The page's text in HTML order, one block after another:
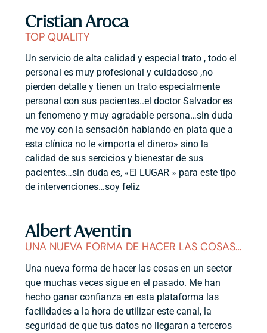
Cristian Aroca
TOP QUALITY
Un servicio de alta calidad y especial trato , todo el
personal es muy profesional y cuidadoso ,no
pierden detalle y tienen un trato especialmente
personal con sus pacientes..el doctor Salvador es
un fenomeno y muy agradable persona…sin duda
me voy con la sensación hablando en plata que a
esta clínica no le «importa el dinero» sino la
calidad de sus sercicios y bienestar de sus
pacientes…sin duda es, «El LUGAR » para este tipo
de intervenciones…soy feliz
Albert Aventin
UNA NUEVA FORMA DE HACER LAS COSAS…
Una nueva forma de hacer las cosas en un sector
que muchas veces sigue en el pasado. Me han
hecho ganar confianza en esta plataforma las
facilidades a la hora de utilizar este canal, la
seguridad de que tus datos no llegaran a terceros